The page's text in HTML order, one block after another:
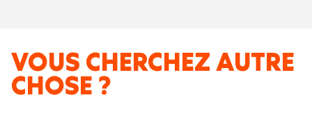
VOUS CHERCHEZ AUTRE
CHOSE ?